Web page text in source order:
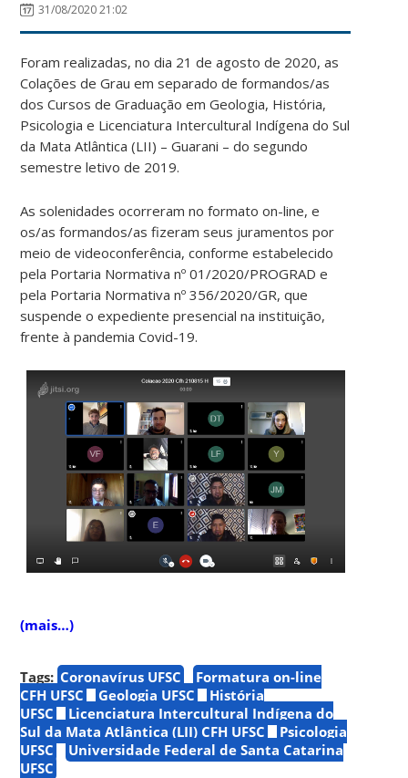
31/08/2020 21:02
Foram realizadas, no dia 21 de agosto de 2020, as
Colações de Grau em separado de formandos/as
dos Cursos de Graduação em Geologia, História,
Psicologia e Licenciatura Intercultural Indígena do Sul
da Mata Atlântica (LII) – Guarani – do segundo
semestre letivo de 2019.
As solenidades ocorreram no formato on-line, e
os/as formandos/as fizeram seus juramentos por
meio de videoconferência, conforme estabelecido
pela Portaria Normativa nº 01/2020/PROGRAD e
pela Portaria Normativa nº 356/2020/GR, que
suspende o expediente presencial na instituição,
frente à pandemia Covid-19.
(mais…)
Tags: Coronavírus UFSC
Formatura on-line
CFH UFSC
Geologia UFSC
História
UFSC
Licenciatura Intercultural Indígena do
Sul da Mata Atlântica (LII) CFH UFSC
Psicologia
UFSC
Universidade Federal de Santa Catarina
UFSC